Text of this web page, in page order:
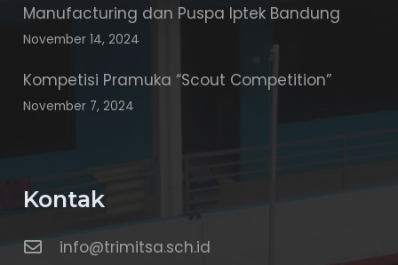
Manufacturing dan Puspa Iptek Bandung
November 14, 2024
Kompetisi Pramuka “Scout Competition”
November 7, 2024
Kontak
info@trimitsa.sch.id